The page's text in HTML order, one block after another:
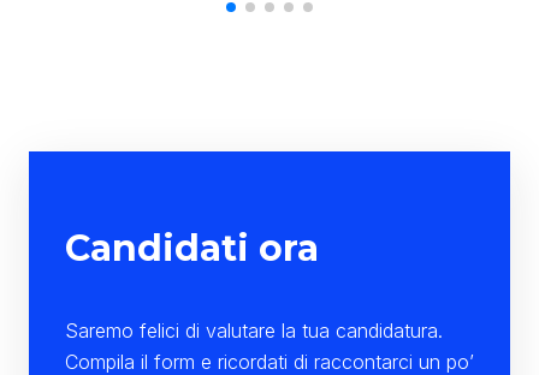
Candidati ora
Saremo felici di valutare la tua candidatura.
Compila il form e ricordati di raccontarci un po’